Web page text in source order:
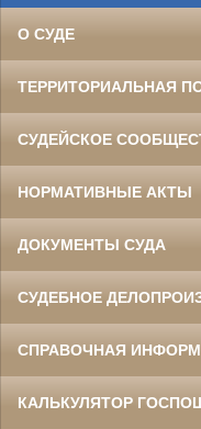
О СУДЕ
ТЕРРИТОРИАЛЬНАЯ
СУДЕЙСКОЕ
НОРМАТИВНЫЕ АКТЫ
ДОКУМЕНТЫ СУДА
СУДЕБНОЕ
СПРАВОЧНАЯ
КАЛЬКУЛЯТОР